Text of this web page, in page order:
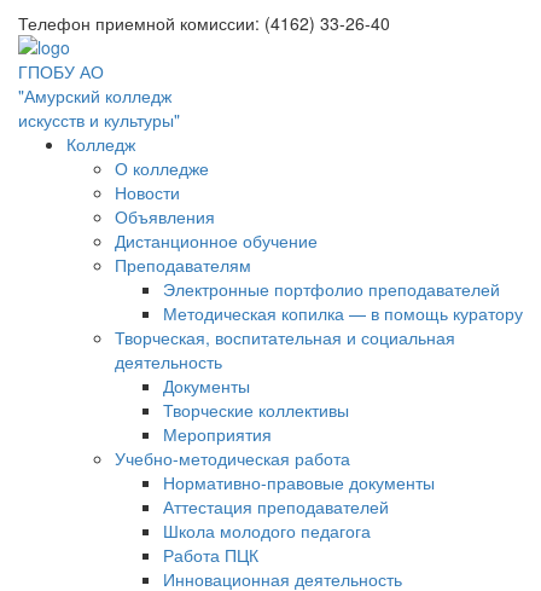
Телефон приемной комиссии: (4162) 33-26-40
ГПОБУ АО
"Амурский колледж
искусств и культуры"
Колледж
О колледже
Новости
Объявления
Дистанционное обучение
Преподавателям
Электронные портфолио преподавателей
Методическая копилка — в помощь куратору
Творческая, воспитательная и социальная
деятельность
Документы
Творческие коллективы
Мероприятия
Учебно-методическая работа
Нормативно-правовые документы
Аттестация преподавателей
Школа молодого педагога
Работа ПЦК
Инновационная деятельность